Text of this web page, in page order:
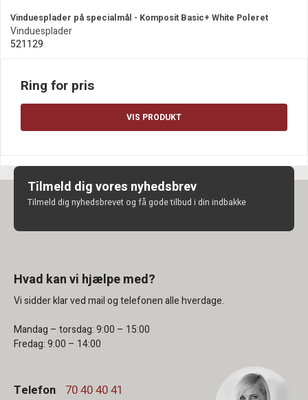
Vinduesplader på specialmål - Komposit Basic+ White Poleret
Vinduesplader
521129
Ring for pris
VIS PRODUKT
Tilmeld dig vores nyhedsbrev
Tilmeld dig nyhedsbrevet og få gode tilbud i din indbakke
Hvad kan vi hjælpe med?
Vi sidder klar ved mail og telefonen alle hverdage.
Mandag – torsdag: 9:00 – 15:00
Fredag: 9:00 – 14:00
Telefon 70 40 40 41